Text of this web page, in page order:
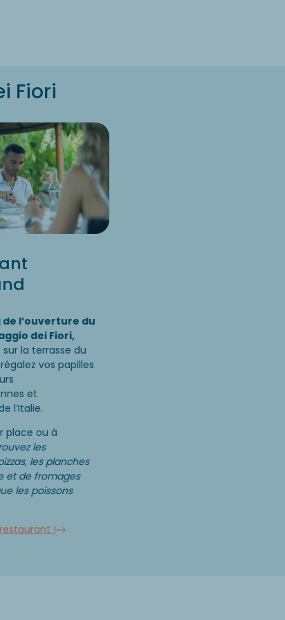
Fiori
l’ouverture du
dei Fiori,
la terrasse du
vos papilles
et
l’Italie.
place ou à
les
les planches
et de fromages
les poissons
!